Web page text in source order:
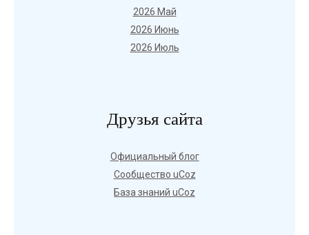
2026 Май
2026 Июнь
2026 Июль
Друзья сайта
Официальный блог
Сообщество uCoz
База знаний uCoz